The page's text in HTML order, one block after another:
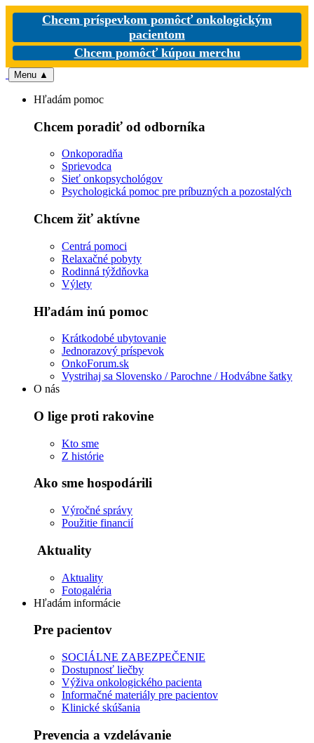
Chcem príspevkom pomôcť onkologickým
pacientom
Chcem pomôcť kúpou merchu
Menu ▲
Hľadám pomoc
Chcem poradiť od odborníka
Onkoporadňa
Sprievodca
Sieť onkopsychológov
Psychologická pomoc pre príbuzných a pozostalých
Chcem žiť aktívne
Centrá pomoci
Relaxačné pobyty
Rodinná týždňovka
Výlety
Hľadám inú pomoc
Krátkodobé ubytovanie
Jednorazový príspevok
OnkoForum.sk
Vystrihaj sa Slovensko / Parochne / Hodvábne šatky
O nás
O lige proti rakovine
Kto sme
Z histórie
Ako sme hospodárili
Výročné správy
Použitie financií
Aktuality
Aktuality
Fotogaléria
Hľadám informácie
Pre pacientov
SOCIÁLNE ZABEZPEČENIE
Dostupnosť liečby
Výživa onkologického pacienta
Informačné materiály pre pacientov
Klinické skúšania
Prevencia a vzdelávanie